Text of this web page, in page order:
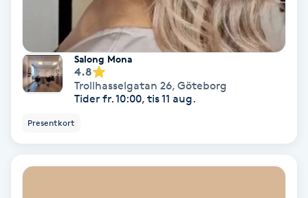
Kemisk peeling
Keratinbehandling
Kinesiologi
Kinesisk medicin
Salong Mona
4.8
Trollhasselgatan 26, Göteborg
Tider fr. 10:00, tis 11 aug.
Presentkort